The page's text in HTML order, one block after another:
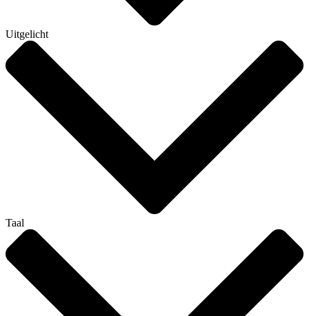
Uitgelicht
Taal